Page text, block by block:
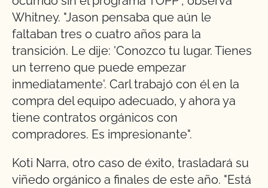
Whitney. "Jason pensaba que aún le
faltaban tres o cuatro años para la
transición. Le dije: 'Conozco tu lugar. Tienes
un terreno que puede empezar
inmediatamente'. Carl trabajó con él en la
compra del equipo adecuado, y ahora ya
tiene contratos orgánicos con
compradores. Es impresionante".
Koti Narra, otro caso de éxito, trasladará su
viñedo orgánico a finales de este año. "Está